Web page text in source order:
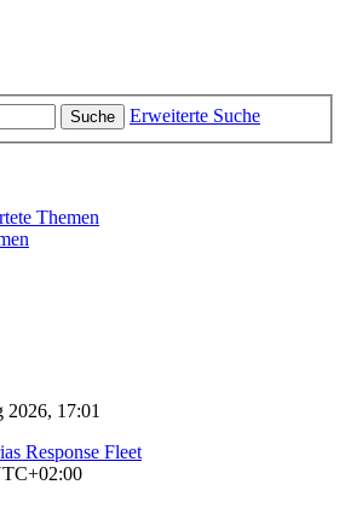
Suche Erweiterte Suche
Themen
17:01
Response Fleet